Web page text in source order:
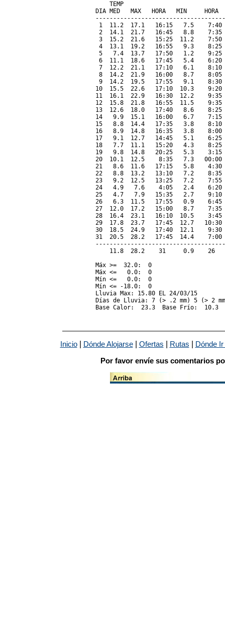
TEMP
DIA MED   MAX   HORA   MIN
1  11.2  17.1   16:15   7.5
2  14.1  21.7   16:45   8.8
3  15.2  21.6   15:25  11.2
4  13.1  19.2   16:55   9.3
5   7.4  13.7   17:50   1.2    9:25
6  11.1  18.6   17:45   5.4
7  12.2  21.1   17:10   6.1
8  14.2  21.9   16:00   8.7
9  14.2  19.5   17:55   9.1
10  15.5  22.6   17:10  10.3
11  16.1  22.9   16:30  12.2
12  15.8  21.8   16:55  11.5
13  12.6  18.0   17:40   8.6
14   9.9  15.1   16:00   6.7
15   8.8  14.4   17:35   3.8
16   8.9  14.8   16:35   3.8
17   9.1  12.7   14:45   5.1
18   7.7  11.1   15:20   4.3
19   9.8  14.8   20:25   5.3
20  10.1  12.5    8:35   7.3
21   8.6  11.6   17:15   5.8
22   8.8  13.2   13:10   7.2
23   9.2  12.5   13:25   7.2
24   4.9   7.6    4:05   2.4
25   4.7   7.9   15:35   2.7
26   6.3  11.5   17:55   0.9    6:45
27  12.0  17.2   15:00   8.7
28  16.4  23.1   16:10  10.5
29  17.8  23.7   17:45  12.7
30  18.5  24.9   17:40  12.1
31  20.5  28.2   17:45  14.4
11.8  28.2    31     0.9    26
Máx >=  32.0:  0
Máx <=   0.0:  0
Mín <=   0.0:  0
Mín <= -18.0:  0
Lluvia Max: 15.80 EL 24/03/15
Días de Lluvia: 7 (> .2 mm) 5 (> 2
Base Calor:  23.3  Base Frío:  10.3
Inicio| Dónde Alojarse| Ofertas Rutas Dónde
Por favor envíe sus comentarios